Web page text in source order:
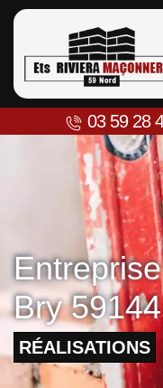
03 59 28
Bry 59144
RÉALISATIONS